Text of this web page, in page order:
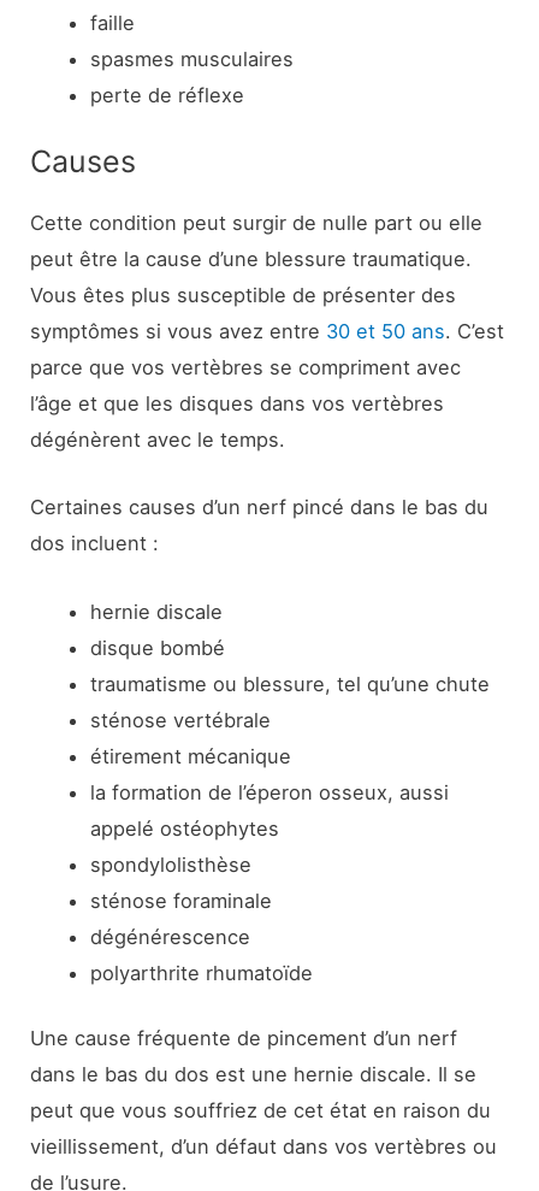
faille
spasmes musculaires
perte de réflexe
Causes
Cette condition peut surgir de nulle part ou elle
peut être la cause d’une blessure traumatique.
Vous êtes plus susceptible de présenter des
symptômes si vous avez entre 30 et 50 ans. C’est
parce que vos vertèbres se compriment avec
l’âge et que les disques dans vos vertèbres
dégénèrent avec le temps.
Certaines causes d’un nerf pincé dans le bas du
dos incluent :
hernie discale
disque bombé
traumatisme ou blessure, tel qu’une chute
sténose vertébrale
étirement mécanique
la formation de l’éperon osseux, aussi
appelé ostéophytes
spondylolisthèse
sténose foraminale
dégénérescence
polyarthrite rhumatoïde
Une cause fréquente de pincement d’un nerf
dans le bas du dos est une hernie discale. Il se
peut que vous souffriez de cet état en raison du
vieillissement, d’un défaut dans vos vertèbres ou
de l’usure.